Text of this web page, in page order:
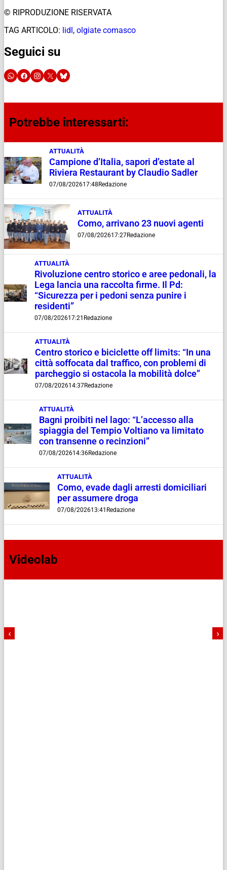
© RIPRODUZIONE RISERVATA
TAG ARTICOLO: lidl, olgiate comasco
Seguici su
Potrebbe interessarti:
ATTUALITÀ
Campione d’Italia, sapori d’estate al
Riviera Restaurant by Claudio Sadler
07/08/202617:48 Redazione
ATTUALITÀ
Como, arrivano 23 nuovi agenti
07/08/202617:27Redazione
ATTUALITÀ
Rivoluzione centro storico e aree pedonali, la
Lega lancia una raccolta firme. Il Pd:
“Sicurezza per i pedoni senza punire i
residenti”
07/08/202617:21 Redazione
ATTUALITÀ
Centro storico e biciclette off limits: “In una
città soffocata dal traffico, con problemi di
parcheggio si ostacola la mobilità dolce”
07/08/202614:37Redazione
ATTUALITÀ
Bagni proibiti nel lago: “L’accesso alla
spiaggia del Tempio Voltiano va limitato
con transenne o recinzioni”
07/08/202614:36Redazione
ATTUALITÀ
Como, evade dagli arresti domiciliari
per assumere droga
07/08/202613:41 Redazione
Videolab
‹ ›